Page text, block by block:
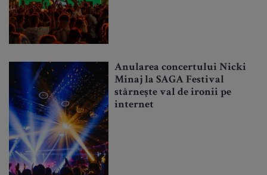
Anularea concertului Nicki
Minaj la SAGA Festival
stârnește val de ironii pe
internet